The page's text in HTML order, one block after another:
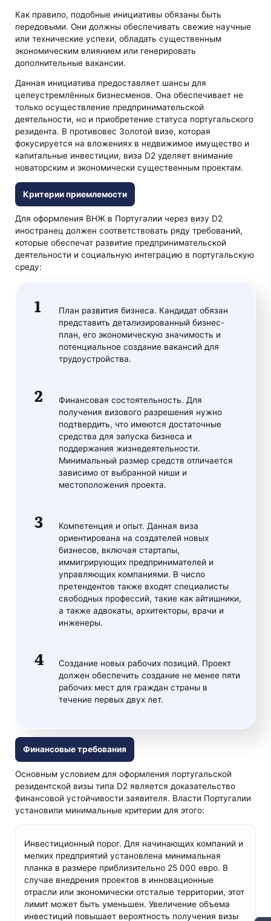
Как правило, подобные инициативы обязаны быть
передовыми. Они должны обеспечивать свежие научные
или технические успехи, обладать существенным
экономическим влиянием или генерировать
дополнительные вакансии.
Данная инициатива предоставляет шансы для
целеустремлённых бизнесменов. Она обеспечивает не
только осуществление предпринимательской
деятельности, но и приобретение статуса португальского
резидента. В противовес Золотой визе, которая
фокусируется на вложениях в недвижимое имущество и
капитальные инвестиции, виза D2 уделяет внимание
новаторским и экономически существенным проектам.
Критерии приемлемости
Для оформления ВНЖ в Португалии через визу D2
иностранец должен соответствовать ряду требований,
которые обеспечат развитие предпринимательской
деятельности и социальную интеграцию в португальскую
среду:
План развития бизнеса. Кандидат обязан
представить детализированный бизнес-
план, его экономическую значимость и
потенциальное создание вакансий для
трудоустройства.
Финансовая состоятельность. Для
получения визового разрешения нужно
подтвердить, что имеются достаточные
средства для запуска бизнеса и
поддержания жизнедеятельности.
Минимальный размер средств отличается
зависимо от выбранной ниши и
местоположения проекта.
Компетенция и опыт. Данная виза
ориентирована на создателей новых
бизнесов, включая стартапы,
иммигрирующих предпринимателей и
управляющих компаниями. В число
претендентов также входят специалисты
свободных профессий, такие как айтишники,
а также адвокаты, архитекторы, врачи и
инженеры.
Создание новых рабочих позиций. Проект
должен обеспечить создание не менее пяти
рабочих мест для граждан страны в
течение первых двух лет.
Финансовые требования
Основным условием для оформления португальской
резидентской визы типа D2 является доказательство
финансовой устойчивости заявителя. Власти Португалии
установили минимальные критерии для этого:
Инвестиционный порог. Для начинающих компаний и
мелких предприятий установлена минимальная
планка в размере приблизительно 25 000 евро. В
случае внедрения проектов в инновационные
отрасли или экономически отсталые территории, этот
лимит может быть уменьшен. Увеличение объема
инвестиций повышает вероятность получения визы